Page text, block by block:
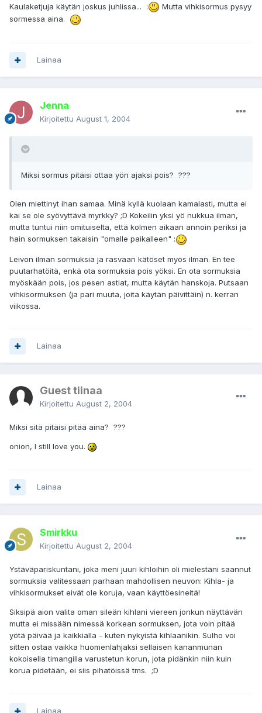
Kaulaketjuja käytän joskus juhlissa... :
Mutta vihkisormus pysyy
sormessa aina.
Lainaa
Jenna
Kirjoitettu August 1, 2004
Miksi sormus pitäisi ottaa yön ajaksi pois? ???
Olen miettinyt ihan samaa. Minä kyllä kuolaan kamalasti, mutta ei
kai se ole syövyttävä myrkky? ;D Kokeilin yksi yö nukkua ilman,
mutta tuntui niin omituiselta, että kolmen aikaan annoin periksi ja
hain sormuksen takaisin "omalle paikalleen" :
Leivon ilman sormuksia ja rasvaan kätöset myös ilman. En tee
puutarhatöitä, enkä ota sormuksia pois yöksi. En ota sormuksia
myöskään pois, jos pesen astiat, mutta käytän hanskoja. Putsaan
vihkisormuksen (ja pari muuta, joita käytän päivittäin) n. kerran
viikossa.
Lainaa
Guest tiinaa
Kirjoitettu August 2, 2004
Miksi sitä pitäisi pitää aina? ???
onion, I still love you.
Lainaa
Smirkku
Kirjoitettu August 2, 2004
Ystäväpariskuntani, joka meni juuri kihloihin oli mielestäni saannut
sormuksia valitessaan parhaan mahdollisen neuvon: Kihla- ja
vihkisormukset eivät ole koruja, vaan käyttöesineitä!
Siksipä aion valita oman sileän kihlani viereen jonkun näyttävän
mutta ei missään nimessä korkean sormuksen, jota voin pitää
yötä päivää ja kaikkialla - kuten nykyistä kihlaanikin. Sulho voi
sitten ostaa vaikka huomenlahjaksi sellaisen kananmunan
kokoisella timangilla varustetun korun, jota pidänkin niin kuin
korua pidetään, ei siis pihatöissä tms. ;D
Lainaa